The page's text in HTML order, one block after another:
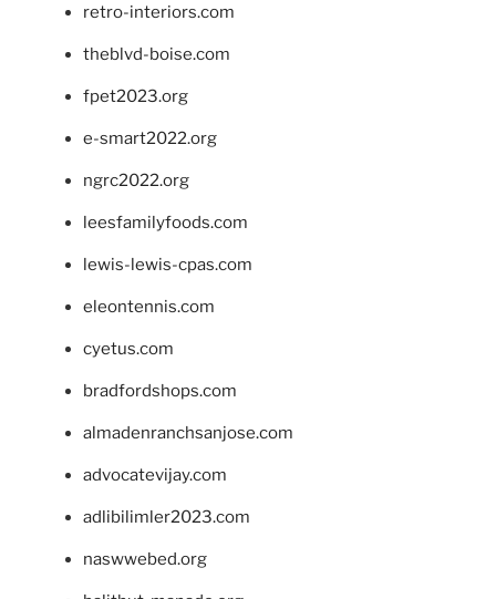
retro-interiors.com
theblvd-boise.com
fpet2023.org
e-smart2022.org
ngrc2022.org
leesfamilyfoods.com
lewis-lewis-cpas.com
eleontennis.com
cyetus.com
bradfordshops.com
almadenranchsanjose.com
advocatevijay.com
adlibilimler2023.com
naswwebed.org